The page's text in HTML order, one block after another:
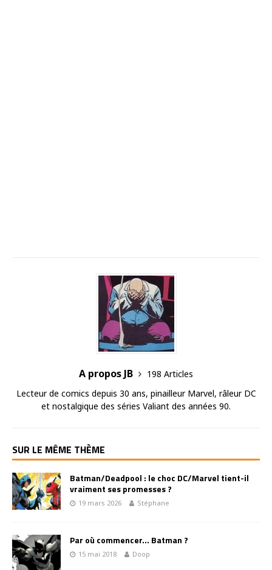
A propos JB
198 Articles
Lecteur de comics depuis 30 ans, pinailleur Marvel, râleur DC
et nostalgique des séries Valiant des années 90.
SUR LE MÊME THÈME
Batman/Deadpool : le choc DC/Marvel tient-il
vraiment ses promesses ?
19 mars 2026 Stéphane
Par où commencer… Batman ?
15 mai 2018 Doop